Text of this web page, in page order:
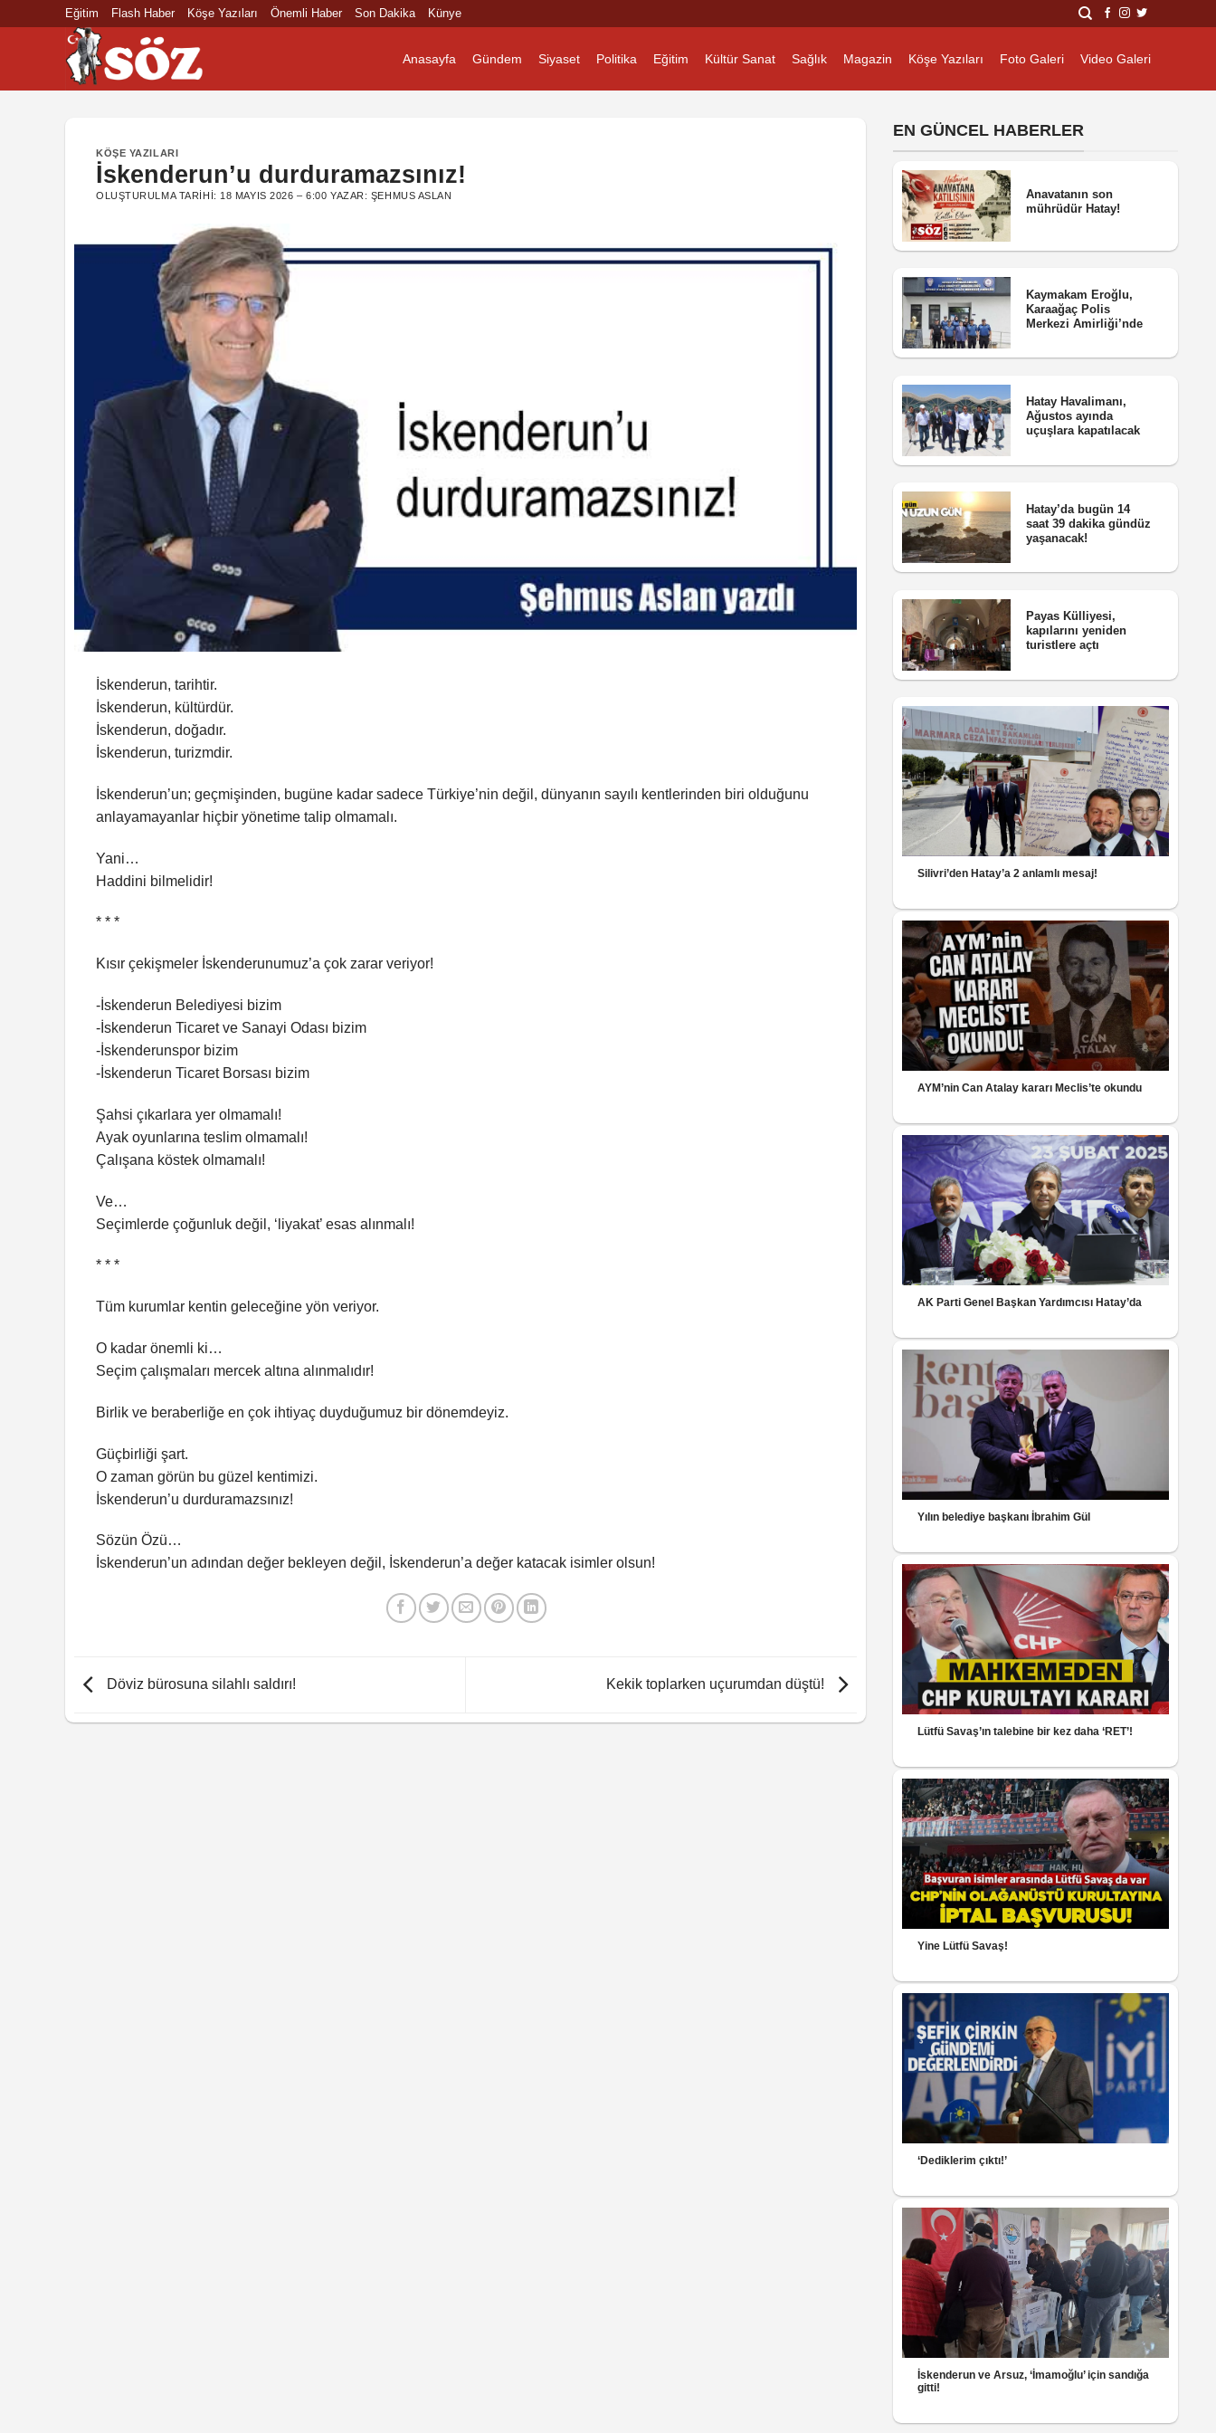
Eğitim Flash Haber Köşe Yazıları Önemli Haber Son Dakika Künye
Anasayfa Gündem Siyaset Politika Eğitim Kültür Sanat Sağlık Magazin Köşe Yazıları Foto Galeri Video Galeri
KÖŞE YAZILARI
İskenderun’u durduramazsınız!
OLUŞTURULMA TARIHI: 18 MAYIS 2026 – 6:00 YAZAR: ŞEHMUS ASLAN
İskenderun, tarihtir.
İskenderun, kültürdür.
İskenderun, doğadır.
İskenderun, turizmdir.
İskenderun’un; geçmişinden, bugüne kadar sadece Türkiye’nin değil, dünyanın sayılı kentlerinden biri olduğunu
anlayamayanlar hiçbir yönetime talip olmamalı.
Yani…
Haddini bilmelidir!
* * *
Kısır çekişmeler İskenderunumuz’a çok zarar veriyor!
-İskenderun Belediyesi bizim
-İskenderun Ticaret ve Sanayi Odası bizim
-İskenderunspor bizim
-İskenderun Ticaret Borsası bizim
Şahsi çıkarlara yer olmamalı!
Ayak oyunlarına teslim olmamalı!
Çalışana köstek olmamalı!
Ve…
Seçimlerde çoğunluk değil, ‘liyakat’ esas alınmalı!
* * *
Tüm kurumlar kentin geleceğine yön veriyor.
O kadar önemli ki…
Seçim çalışmaları mercek altına alınmalıdır!
Birlik ve beraberliğe en çok ihtiyaç duyduğumuz bir dönemdeyiz.
Güçbirliği şart.
O zaman görün bu güzel kentimizi.
İskenderun’u durduramazsınız!
Sözün Özü…
İskenderun’un adından değer bekleyen değil, İskenderun’a değer katacak isimler olsun!
Döviz bürosuna silahlı saldırı! Kekik toplarken uçurumdan düştü!
EN GÜNCEL HABERLER
Anavatanın son
mührüdür Hatay!
Kaymakam Eroğlu,
Karaağaç Polis
Merkezi Amirliği’nde
Hatay Havalimanı,
Ağustos ayında
uçuşlara kapatılacak
Hatay’da bugün 14
saat 39 dakika gündüz
yaşanacak!
Payas Külliyesi,
kapılarını yeniden
turistlere açtı
Silivri’den Hatay’a 2 anlamlı mesaj!
AYM’nin Can Atalay kararı Meclis’te okundu
AK Parti Genel Başkan Yardımcısı Hatay’da
Yılın belediye başkanı İbrahim Gül
Lütfü Savaş’ın talebine bir kez daha ‘RET’!
Yine Lütfü Savaş!
‘Dediklerim çıktı!’
İskenderun ve Arsuz, ‘İmamoğlu’ için sandığa
gitti!